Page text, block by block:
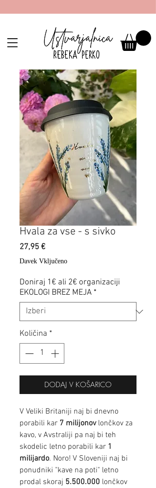
Hvala za vse - s sivko
27,95 €Price
Davek Vključeno
Doniraj 1€ ali 2€ organizaciji
EKOLOGI BREZ MEJA *
Količina *
DODAJ V KOŠARICO
V Veliki Britaniji naj bi dnevno
porabili kar 7 milijonovlončkov za
kavo, v Avstraliji pa naj bi teh
skodelic letno porabili kar 1
milijardo. Noro! V Sloveniji naj bi
ponudniki "kave na poti" letno
prodal skoraj 5.500.000 lončkov